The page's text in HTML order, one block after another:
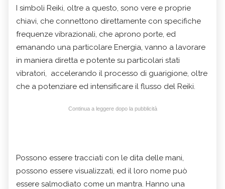
I simboli Reiki, oltre a questo, sono vere e proprie
chiavi, che connettono direttamente con specifiche
frequenze vibrazionali, che aprono porte, ed
emanando una particolare Energia, vanno a lavorare
in maniera diretta e potente su particolari stati
vibratori, accelerando il processo di guarigione, oltre
che a potenziare ed intensificare il flusso del Reiki.
Continua a leggere dopo la pubblicità
Possono essere tracciati con le dita delle mani,
possono essere visualizzati, ed il loro nome può
essere salmodiato come un mantra. Hanno una